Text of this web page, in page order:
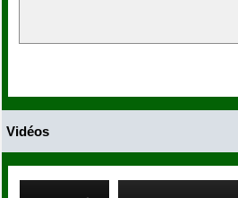
Vidéos